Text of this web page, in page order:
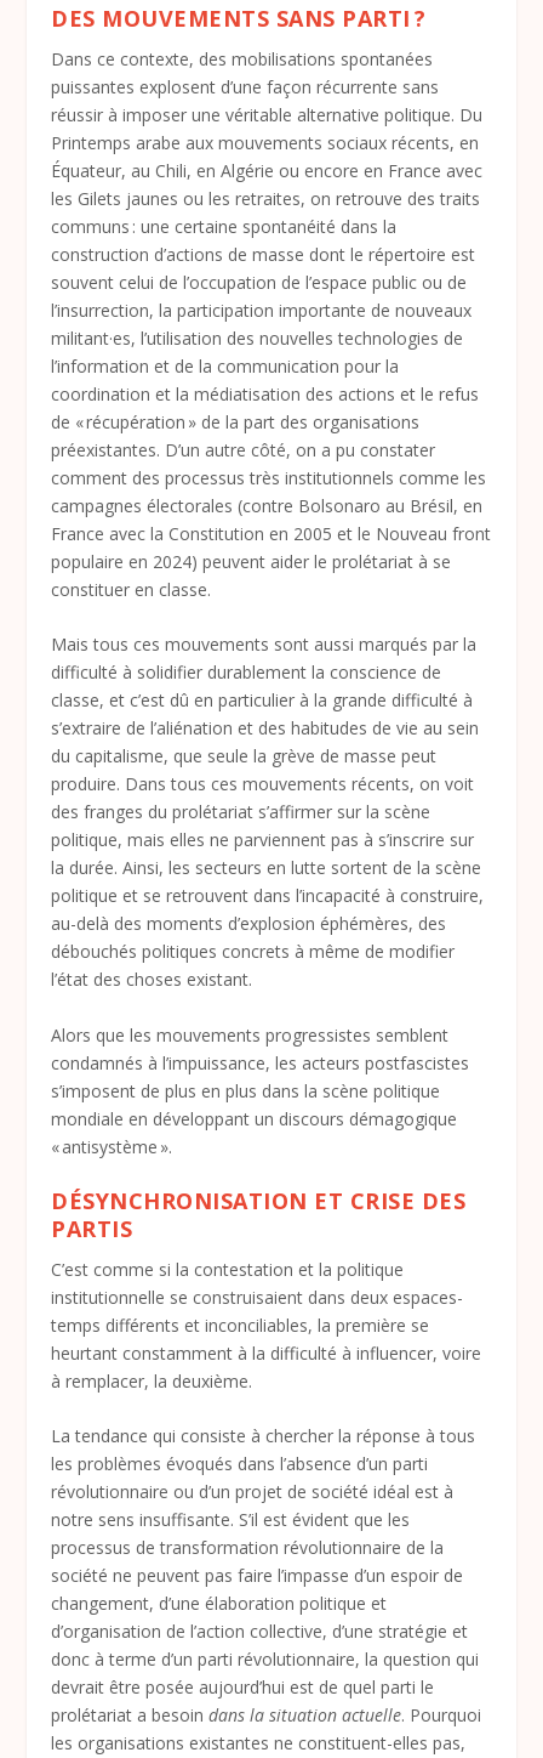
DES MOUVEMENTS SANS PARTI ?
Dans ce contexte, des mobilisations spontanées
puissantes explosent d’une façon récurrente sans
réussir à imposer une véritable alternative politique. Du
Printemps arabe aux mouvements sociaux récents, en
Équateur, au Chili, en Algérie ou encore en France avec
les Gilets jaunes ou les retraites, on retrouve des traits
communs : une certaine spontanéité dans la
construction d’actions de masse dont le répertoire est
souvent celui de l’occupation de l’espace public ou de
l’insurrection, la participation importante de nouveaux
militant·es, l’utilisation des nouvelles technologies de
l’information et de la communication pour la
coordination et la médiatisation des actions et le refus
de « récupération » de la part des organisations
préexistantes. D’un autre côté, on a pu constater
comment des processus très institutionnels comme les
campagnes électorales (contre Bolsonaro au Brésil, en
France avec la Constitution en 2005 et le Nouveau front
populaire en 2024) peuvent aider le prolétariat à se
constituer en classe.
Mais tous ces mouvements sont aussi marqués par la
difficulté à solidifier durablement la conscience de
classe, et c’est dû en particulier à la grande difficulté à
s’extraire de l’aliénation et des habitudes de vie au sein
du capitalisme, que seule la grève de masse peut
produire. Dans tous ces mouvements récents, on voit
des franges du prolétariat s’affirmer sur la scène
politique, mais elles ne parviennent pas à s’inscrire sur
la durée. Ainsi, les secteurs en lutte sortent de la scène
politique et se retrouvent dans l’incapacité à construire,
au-delà des moments d’explosion éphémères, des
débouchés politiques concrets à même de modifier
l’état des choses existant.
Alors que les mouvements progressistes semblent
condamnés à l’impuissance, les acteurs postfascistes
s’imposent de plus en plus dans la scène politique
mondiale en développant un discours démagogique
« antisystème ».
DÉSYNCHRONISATION ET CRISE DES
PARTIS
C’est comme si la contestation et la politique
institutionnelle se construisaient dans deux espaces-
temps différents et inconciliables, la première se
heurtant constamment à la difficulté à influencer, voire
à remplacer, la deuxième.
La tendance qui consiste à chercher la réponse à tous
les problèmes évoqués dans l’absence d’un parti
révolutionnaire ou d’un projet de société idéal est à
notre sens insuffisante. S’il est évident que les
processus de transformation révolutionnaire de la
société ne peuvent pas faire l’impasse d’un espoir de
changement, d’une élaboration politique et
d’organisation de l’action collective, d’une stratégie et
donc à terme d’un parti révolutionnaire, la question qui
devrait être posée aujourd’hui est de quel parti le
prolétariat a besoindans la situation actuelle. Pourquoi
les organisations existantes ne constituent-elles pas,